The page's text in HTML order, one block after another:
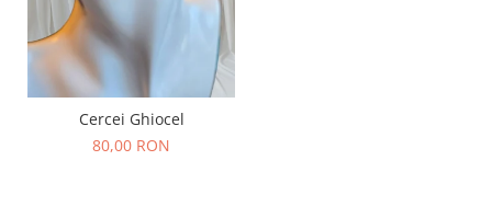
Cercei Ghiocel
80,00 RON